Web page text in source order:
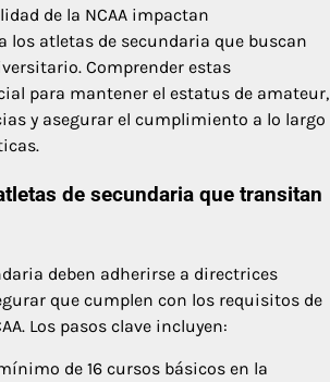
de la NCAA impactan
los atletas de secundaria que buscan
Comprender estas
para mantener el estatus de amateur,
y asegurar el cumplimiento a lo largo
de secundaria que transitan
deben adherirse a directrices
que cumplen con los requisitos de
Los pasos clave incluyen:
de 16 cursos básicos en la